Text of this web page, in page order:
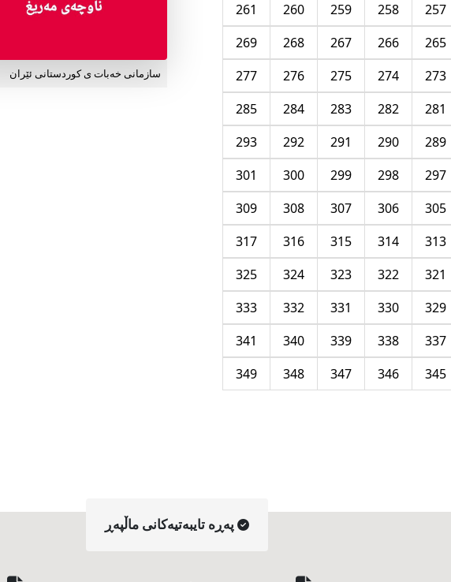
257
258
259
260
261
265
266
267
268
269
273
274
275
276
277
281
282
283
284
285
289
290
291
292
293
297
298
299
300
301
305
306
307
308
309
313
314
315
316
317
321
322
323
324
325
329
330
331
332
333
337
338
339
340
341
345
346
347
348
349
سازمانی خەبات ی کوردستانی ئێران
په‌ڕه‌ تایبه‌تیه‌کانی ماڵپه‌ڕ